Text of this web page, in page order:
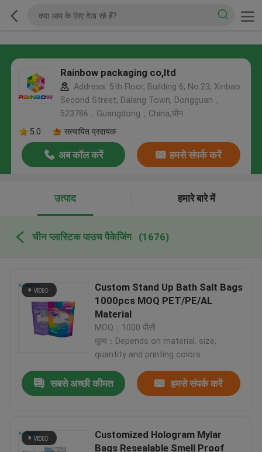
Rainbow packaging co,ltd
Address: 5th Floor, Building 6, No.23, Xinbao
Second Street, Dalang Town, Dongguan，
523786，Guangdong，China,चीन
5.0
सत्यापित प्रदायक
अब कॉल करें हमसे संपर्क करें
उत्पाद हमारे बारे में
चीन प्लास्टिक पाउच पैकेजिंग (1676)
Custom Stand Up Bath Salt Bags
1000pcs MOQ PET/PE/AL
Material
MOQ：1000 पीसी
मूल्य：Depends on material, size,
quantity and printing colors
सबसे अच्छी कीमत हमसे संपर्क करें
Customized Hologram Mylar
Bags Resealable Smell Proof